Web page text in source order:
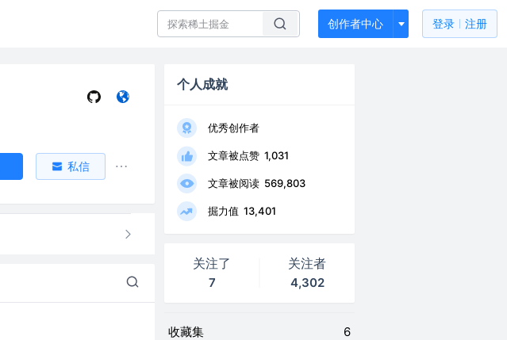
创作者中心 登录 注册
私信
个人成就
优秀创作者
文章被点赞 1,031
文章被阅读 569,803
掘力值 13,401
关注了
7
关注者
4,302
收藏集 6